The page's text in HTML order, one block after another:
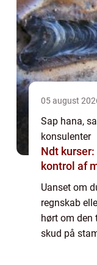
05 august
Sap hana,
konsulenter
Ndt
kontrol af
Uanset om
regnskab
hørt om den
skud på